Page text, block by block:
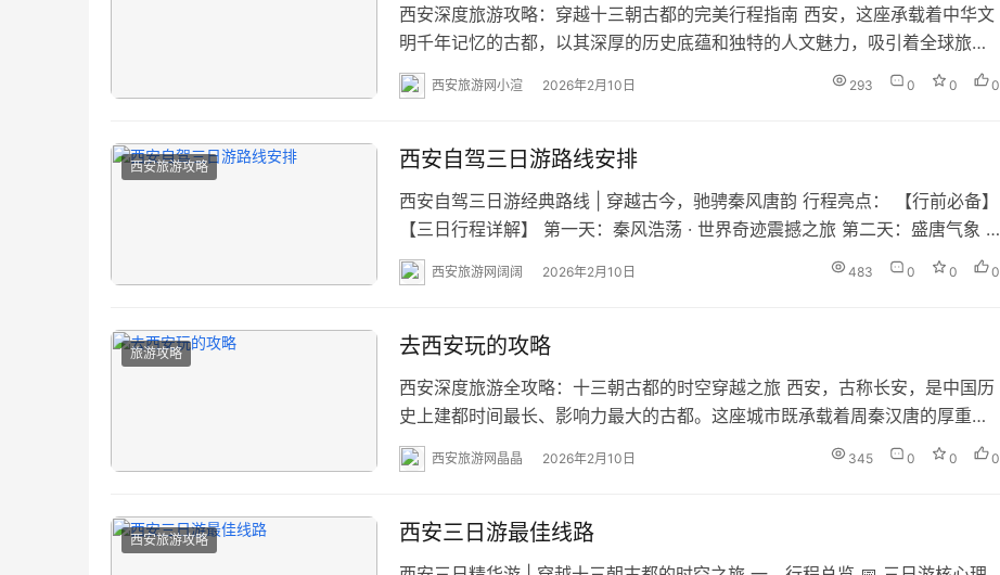
西安深度旅游攻略：穿越十三朝古都的完美行程指南 西安，这座承载着中华文
明千年记忆的古都，以其深厚的历史底蕴和独特的人文魅力，吸引着全球旅行
者。本篇攻略将带您系统规划西安之旅，不错过每一处精彩。 一、必游核心景
点TOP榜 🏛️ 历史文化瑰宝 🕌 文化地标与街区 ⛰️ 深度文化体验 二、行程规划
西安旅游网小渲 2026年2月10日 293 0 0 0
西安旅游攻略 西安自驾三日游路线安排
西安自驾三日游经典路线 | 穿越古今，驰骋秦风唐韵 行程亮点： 【行前必备】
【三日行程详解】 第一天：秦风浩荡 · 世界奇迹震撼之旅 第二天：盛唐气象 ·
古都文化核心之旅 第三天：古城印记 · 明城墙与市井生活之旅 【美食地图·自
驾顺路版】 【可选延伸】 总结： 这条三日自驾路线，将西安的“硬核”历史与
西安旅游网阔阔 2026年2月10日 483 0 0 0
旅游攻略 去西安玩的攻略
西安深度旅游全攻略：十三朝古都的时空穿越之旅 西安，古称长安，是中国历
史上建都时间最长、影响力最大的古都。这座城市既承载着周秦汉唐的厚重历
史，又洋溢着现代都市的活力。本攻略将带您全方位探索这座“天然历史博物
馆”。 📅 行程规划建议 经典三日游（首次到访必选） 第一天：历史轴线 第二
增加：…
西安旅游网晶晶 2026年2月10日 345 0 0 0
西安旅游攻略 西安三日游最佳线路